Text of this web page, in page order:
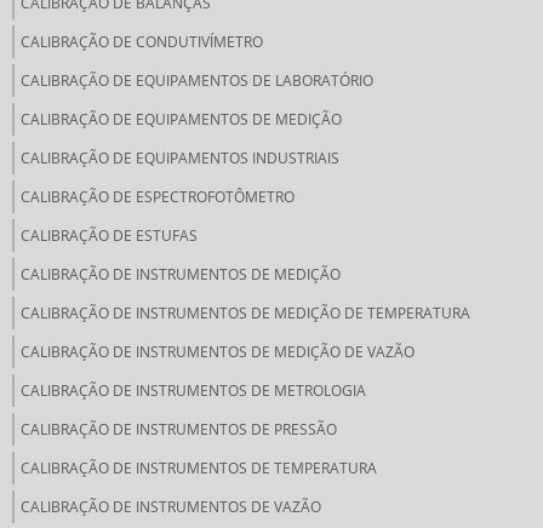
CALIBRAÇÃO DE CONDUTIVÍMETRO
CALIBRAÇÃO DE EQUIPAMENTOS DE LABORATÓRIO
CALIBRAÇÃO DE EQUIPAMENTOS DE MEDIÇÃO
CALIBRAÇÃO DE EQUIPAMENTOS INDUSTRIAIS
CALIBRAÇÃO DE ESPECTROFOTÔMETRO
CALIBRAÇÃO DE ESTUFAS
CALIBRAÇÃO DE INSTRUMENTOS DE MEDIÇÃO
CALIBRAÇÃO DE INSTRUMENTOS DE MEDIÇÃO DE TEMPERATURA
CALIBRAÇÃO DE INSTRUMENTOS DE MEDIÇÃO DE VAZÃO
CALIBRAÇÃO DE INSTRUMENTOS DE METROLOGIA
CALIBRAÇÃO DE INSTRUMENTOS DE PRESSÃO
CALIBRAÇÃO DE INSTRUMENTOS DE TEMPERATURA
CALIBRAÇÃO DE INSTRUMENTOS DE VAZÃO